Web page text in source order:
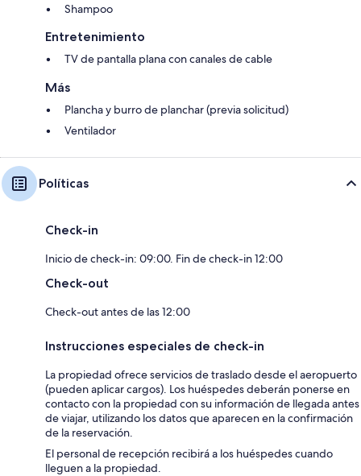
Shampoo
Entretenimiento
TV de pantalla plana con canales de cable
Más
Plancha y burro de planchar (previa solicitud)
Ventilador
Políticas
Check-in
Inicio de check-in: 09:00. Fin de check-in 12:00
Check-out
Check-out antes de las 12:00
Instrucciones especiales de check-in
La propiedad ofrece servicios de traslado desde el aeropuerto
(pueden aplicar cargos). Los huéspedes deberán ponerse en
contacto con la propiedad con su información de llegada antes
de viajar, utilizando los datos que aparecen en la confirmación
de la reservación.
El personal de recepción recibirá a los huéspedes cuando
lleguen a la propiedad.